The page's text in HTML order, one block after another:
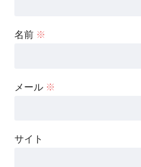
名前 ※
メール ※
サイト